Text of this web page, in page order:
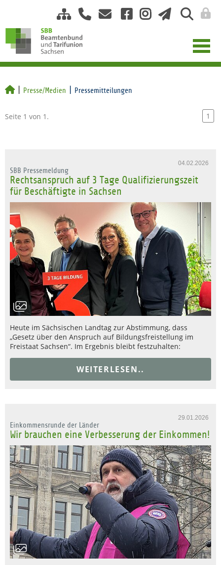
Presse/Medien Pressemitteilungen
Seite 1 von 1. 1
04.02.2026
SBB Pressemeldung
Rechtsanspruch auf 3 Tage Qualifizierungszeit
für Beschäftigte in Sachsen
Heute im Sächsischen Landtag zur Abstimmung, dass
„Gesetz über den Anspruch auf Bildungsfreistellung im
Freistaat Sachsen“. Im Ergebnis bleibt festzuhalten:
WEITERLESEN..
29.01.2026
Einkommensrunde der Länder
Wir brauchen eine Verbesserung der Einkommen!